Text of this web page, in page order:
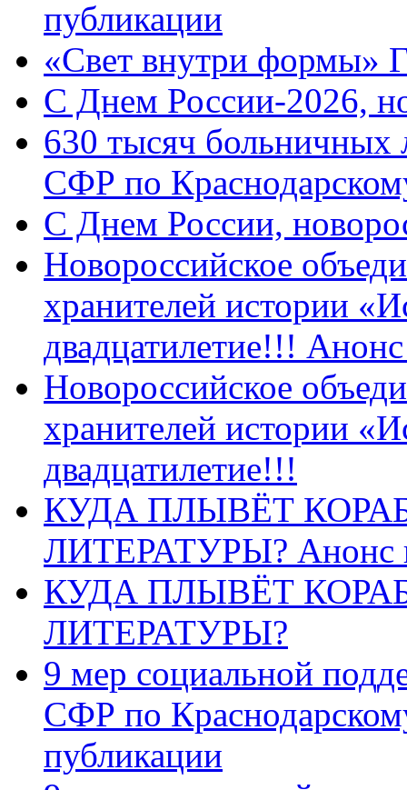
публикации
«Свет внутри формы»
C Днем России-2026,
630 тысяч больничных
СФР по
C Днем России,
Новороссийское
хранителей истории
двадцатилетие!!!
Новороссийское
хранителей истории
двадцатилетие!!!
КУДА ПЛЫВЁТ
ЛИТЕРАТУРЫ? Анонс
КУДА ПЛЫВЁТ
ЛИТЕРАТУРЫ?
9 мер социальной
СФР по
публикации